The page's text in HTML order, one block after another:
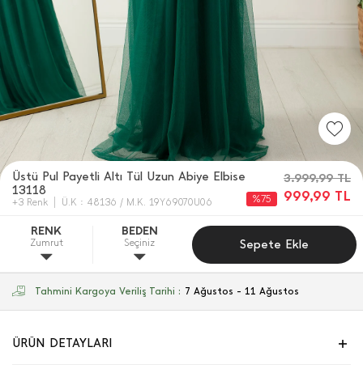
Üstü Pul Payetli Altı Tül Uzun Abiye Elbise
13118
+3 Renk Ü.K : 48136 / M.K. 19Y69070U06
3.999,99TL
999,99 TL
%75
RENK
Zumrut
BEDEN
Seçiniz Sepete Ekle
Tahmini Kargoya Veriliş Tarihi : 7 Ağustos - 11 Ağustos
ÜRÜN DETAYLARI